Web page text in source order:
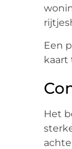
Een
kaart
Het